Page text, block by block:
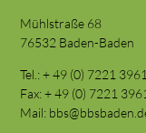
Mühlstraße 68
76532 Baden-Baden
Tel.: + 49 (0) 7221
Fax: + 49 (0) 7221
Mail: